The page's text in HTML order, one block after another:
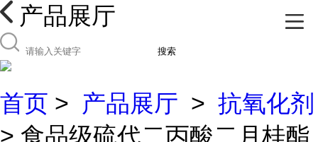
产品展厅
搜索
首页 > 产品展厅 > 抗氧化剂
> 食品级硫代二丙酸二月桂酯